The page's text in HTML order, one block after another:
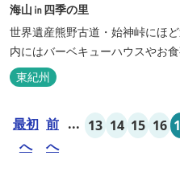
海山㏌四季の里
世界遺産熊野古道・始神峠にほ
内にはバーベキューハウスやお
東紀州
最初
へ
前
へ
... 13 14 15 16